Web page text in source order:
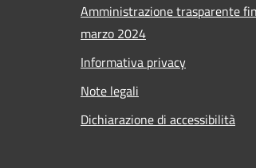
Amministrazione trasparente
marzo 2024
Informativa privacy
Note legali
Dichiarazione di accessibilità